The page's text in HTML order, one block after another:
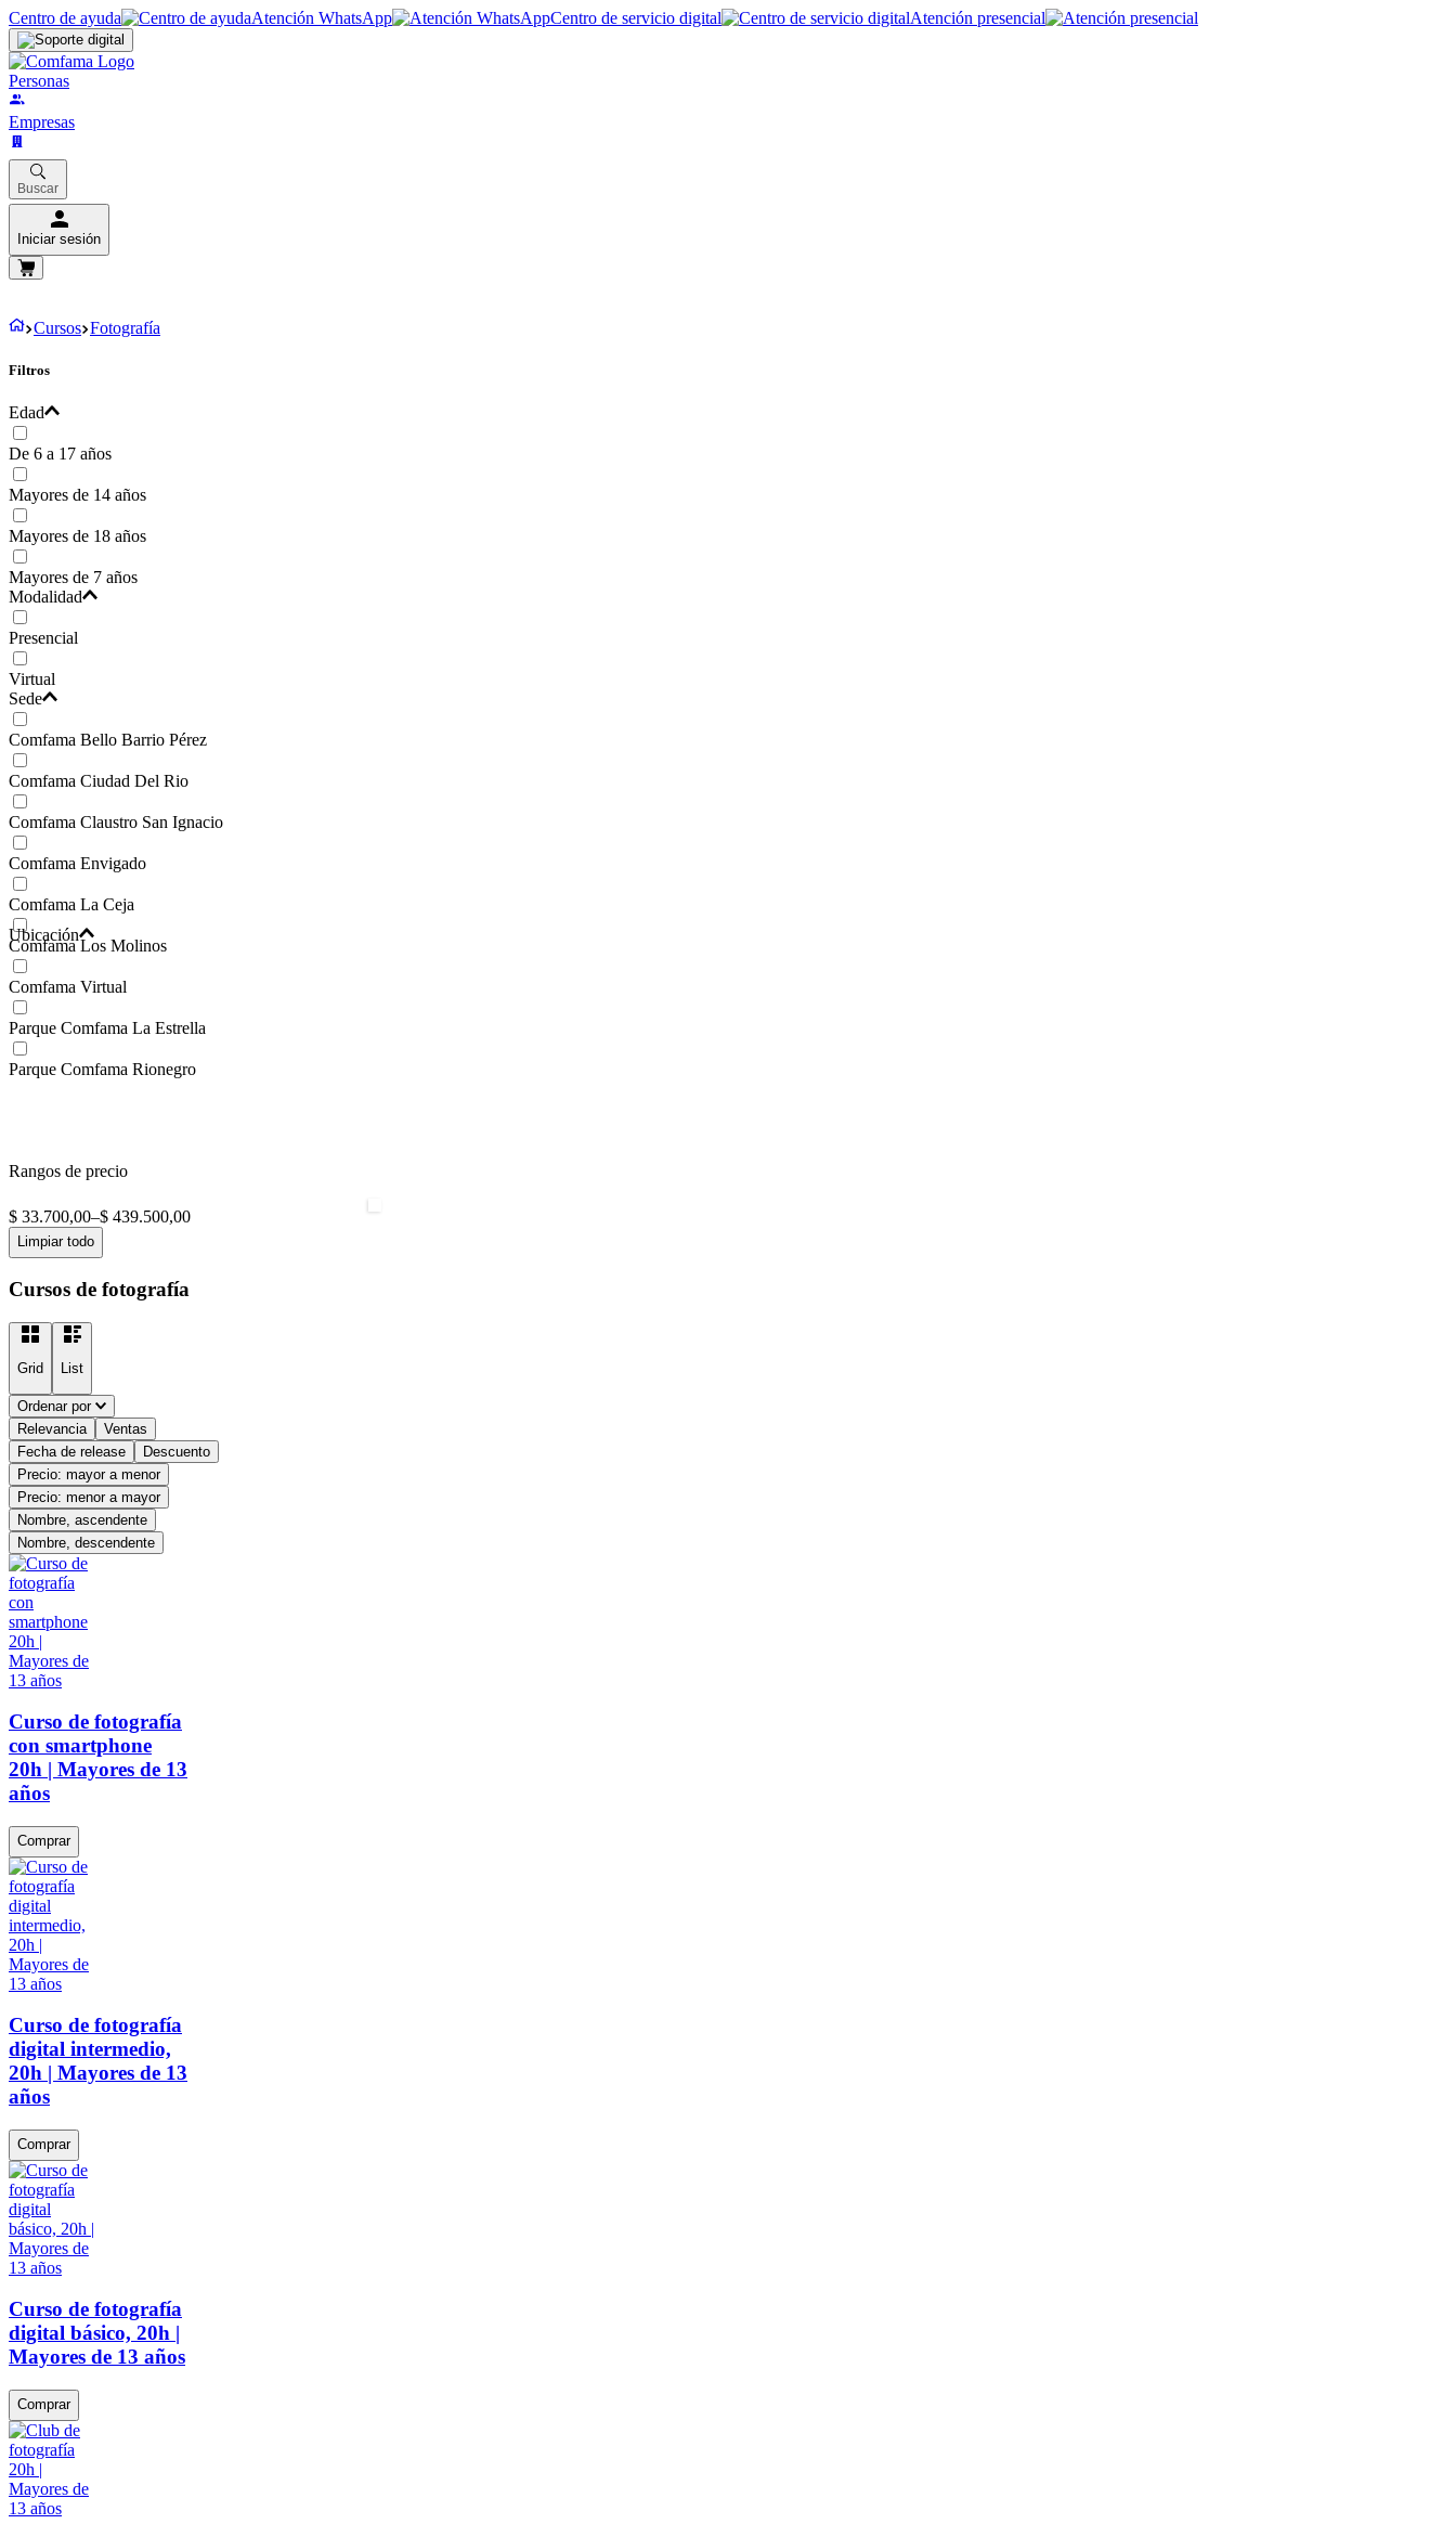
Centro de ayuda Atención WhatsApp Centro de servicio digital Atención presencial
Personas
Empresas
Buscar
Iniciar sesión
Cursos Fotografía
Filtros
Edad
De 6 a 17 años
Mayores de 14 años
Mayores de 18 años
Mayores de 7 años
Modalidad
Presencial
Virtual
Sede
Comfama Bello Barrio Pérez
Comfama Ciudad Del Rio
Comfama Claustro San Ignacio
Comfama Envigado
Comfama La Ceja
Comfama Los Molinos
Comfama Virtual
Parque Comfama La Estrella
Parque Comfama Rionegro
Ubicación
Rangos de precio
$ 33.700,00–$ 439.500,00
Limpiar todo
Cursos de fotografía
Grid List
Ordenar por
Relevancia
Ventas
Fecha de release
Descuento
Precio: mayor a menor
Precio: menor a mayor
Nombre, ascendente
Nombre, descendente
Curso de fotografía
con smartphone
20h | Mayores de 13
años
Comprar
Curso de fotografía
digital intermedio,
20h | Mayores de 13
años
Comprar
Curso de fotografía
digital básico, 20h |
Mayores de 13 años
Comprar